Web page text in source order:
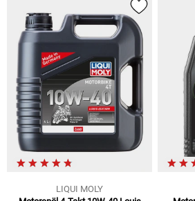
LIQUI MOLY